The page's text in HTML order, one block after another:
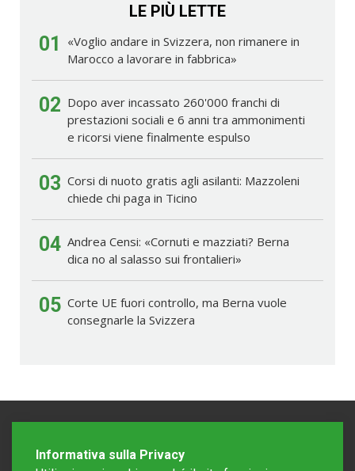
LE PIÙ LETTE
01
«Voglio andare in Svizzera, non rimanere in
Marocco a lavorare in fabbrica»
02 Dopo aver incassato 260'000 franchi di
prestazioni sociali e 6 anni tra ammonimenti
e ricorsi viene finalmente espulso
03 Corsi di nuoto gratis agli asilanti: Mazzoleni
chiede chi paga in Ticino
04 Andrea Censi: «Cornuti e mazziati? Berna
dica no al salasso sui frontalieri»
05 Corte UE fuori controllo, ma Berna vuole
consegnarle la Svizzera
Informativa sulla Privacy